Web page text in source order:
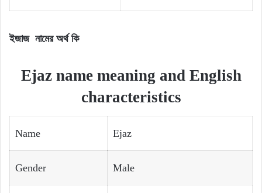
ইজাজ নামের অর্থ কি
Ejaz name meaning and English
characteristics
Name Ejaz
Gender Male